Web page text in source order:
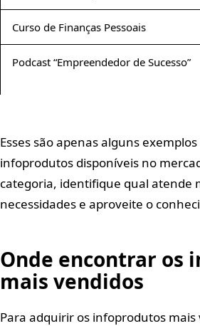
Curso de Finanças Pessoais
Podcast “Empreendedor de Sucesso”
Esses são apenas alguns
infoprodutos disponíveis no
categoria, identifique qual atende
necessidades e aproveite o
Onde encontrar os
mais vendidos
Para adquirir os infoprodutos mais